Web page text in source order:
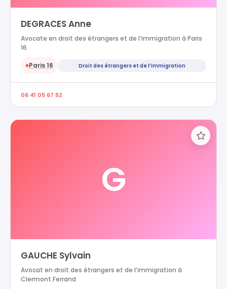
DEGRACES Anne
Avocate en droit des étrangers et de l’immigration à Paris
16
●Paris 16 Droit des étrangers et de l’immigration
06 41 05 67 52
G
GAUCHE Sylvain
Avocat en droit des étrangers et de l’immigration à
Clermont Ferrand